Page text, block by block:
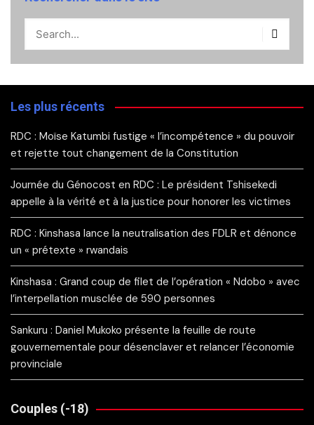
Les plus récents
RDC : Moïse Katumbi fustige « l’incompétence » du pouvoir
et rejette tout changement de la Constitution
Journée du Génocost en RDC : Le président Tshisekedi
appelle à la vérité et à la justice pour honorer les victimes
RDC : Kinshasa lance la neutralisation des FDLR et dénonce
un « prétexte » rwandais
Kinshasa : Grand coup de filet de l’opération « Ndobo » avec
l’interpellation musclée de 590 personnes
Sankuru : Daniel Mukoko présente la feuille de route
gouvernementale pour désenclaver et relancer l’économie
provinciale
Couples (-18)